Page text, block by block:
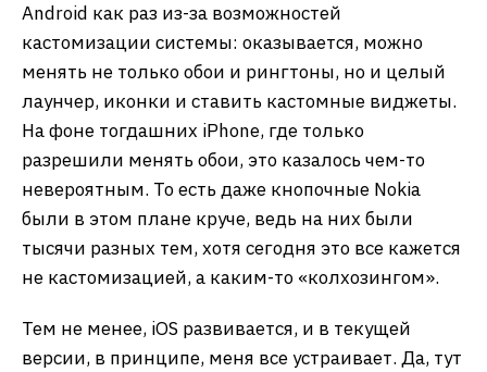
Android как раз из-за возможностей
кастомизации системы: оказывается, можно
менять не только обои и рингтоны, но и целый
лаунчер, иконки и ставить кастомные виджеты.
На фоне тогдашних iPhone, где только
разрешили менять обои, это казалось чем-то
невероятным. То есть даже кнопочные Nokia
были в этом плане круче, ведь на них были
тысячи разных тем, хотя сегодня это все кажется
не кастомизацией, а каким-то «колхозингом».
Тем не менее, iOS развивается, и в текущей
версии, в принципе, меня все устраивает. Да, тут